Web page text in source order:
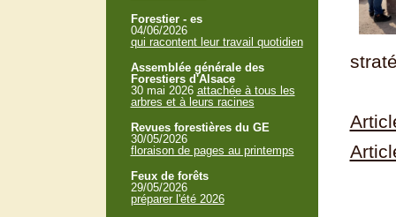
Forestier - es
04/06/2026
qui racontent leur travail quotidien
Assemblée générale des
Forestiers d'Alsace
30 mai 2026 attachée à tous les
arbres et à leurs racines
Revues forestières du GE
30/05/2026
floraison de pages au printemps
Feux de forêts
29/05/2026
préparer l'été 2026